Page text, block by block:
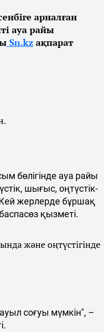
арналған
ауа райы
Sn.kz ақпарат
бөлігінде ауа райы
шығыс, оңтүстік-
жерлерде бұршақ
қызметі.
және оңтүстігінде
соғуы мүмкін", –